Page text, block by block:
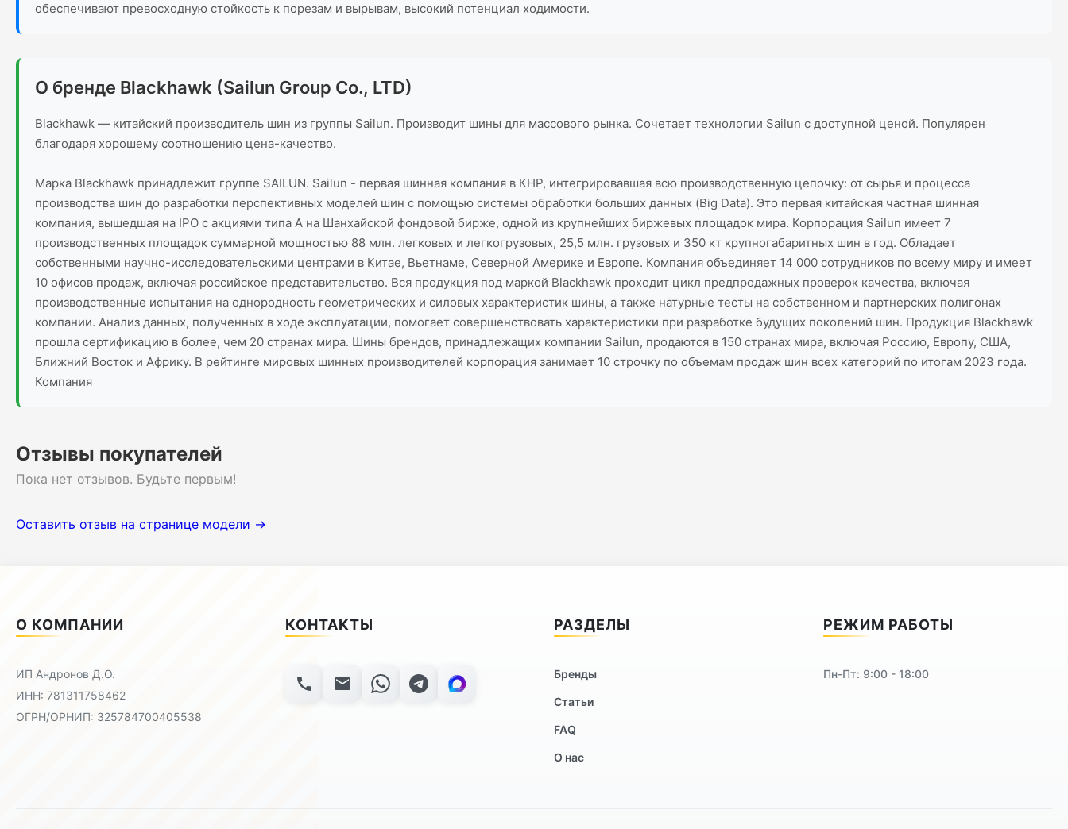
обеспечивают превосходную стойкость к порезам и вырывам, высокий потенциал ходимости.
О бренде Blackhawk (Sailun Group Co., LTD)
Blackhawk — китайский производитель шин из группы Sailun. Производит шины для массового рынка. Сочетает технологии Sailun с доступной ценой. Популярен
благодаря хорошему соотношению цена-качество.
Марка Blackhawk принадлежит группе SAILUN. Sailun - первая шинная компания в КНР, интегрировавшая всю производственную цепочку: от сырья и процесса
производства шин до разработки перспективных моделей шин с помощью системы обработки больших данных (Big Data). Это первая китайская частная шинная
компания, вышедшая на IPO с акциями типа А на Шанхайской фондовой бирже, одной из крупнейших биржевых площадок мира. Корпорация Sailun имеет 7
производственных площадок суммарной мощностью 88 млн. легковых и легкогрузовых, 25,5 млн. грузовых и 350 кт крупногабаритных шин в год. Обладает
собственными научно-исследовательскими центрами в Китае, Вьетнаме, Северной Америке и Европе. Компания объединяет 14 000 сотрудников по всему миру и имеет
10 офисов продаж, включая российское представительство. Вся продукция под маркой Blackhawk проходит цикл предпродажных проверок качества, включая
производственные испытания на однородность геометрических и силовых характеристик шины, а также натурные тесты на собственном и партнерских полигонах
компании. Анализ данных, полученных в ходе эксплуатации, помогает совершенствовать характеристики при разработке будущих поколений шин. Продукция Blackhawk
прошла сертификацию в более, чем 20 странах мира. Шины брендов, принадлежащих компании Sailun, продаются в 150 странах мира, включая Россию, Европу, США,
Ближний Восток и Африку. В рейтинге мировых шинных производителей корпорация занимает 10 строчку по объемам продаж шин всех категорий по итогам 2023 года.
Компания
Отзывы покупателей
Пока нет отзывов. Будьте первым!
Оставить отзыв на странице модели →
О КОМПАНИИ
ИП Андронов Д.О.
ИНН: 781311758462
ОГРН/ОРНИП: 325784700405538
КОНТАКТЫ РАЗДЕЛЫ
Бренды
Статьи
FAQ
О нас
РЕЖИМ РАБОТЫ
Пн-Пт: 9:00 - 18:00